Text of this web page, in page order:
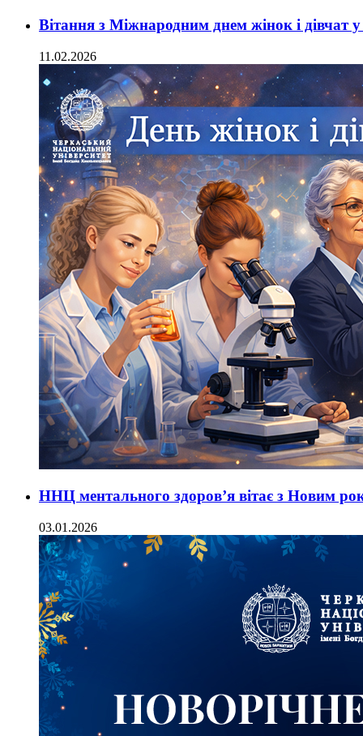
Вітання з Міжнародним днем жінок і дівчат у
11.02.2026
ННЦ ментального здоров’я вітає з Новим
03.01.2026